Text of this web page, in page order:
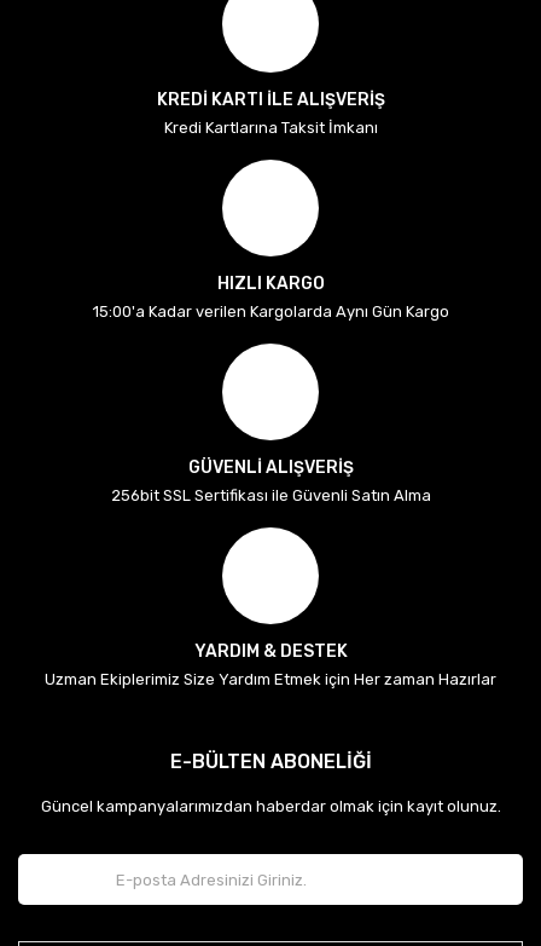
KREDİ KARTI İLE ALIŞVERİŞ
Kredi Kartlarına Taksit İmkanı
HIZLI KARGO
15:00'a Kadar verilen Kargolarda Aynı Gün Kargo
GÜVENLİ ALIŞVERİŞ
256bit SSL Sertifikası ile Güvenli Satın Alma
YARDIM & DESTEK
Uzman Ekiplerimiz Size Yardım Etmek için Her zaman Hazırlar
E-BÜLTEN ABONELİĞİ
Güncel kampanyalarımızdan haberdar olmak için kayıt olunuz.